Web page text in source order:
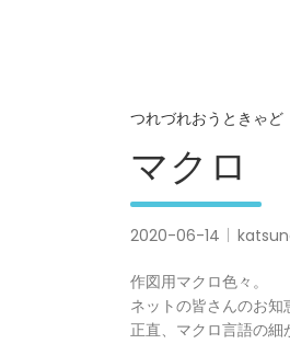
つれづれおうときゃど
マクロ
2020-06-14
作図用マクロ色々。
ネットの皆さんのお知
正直、マクロ言語の細